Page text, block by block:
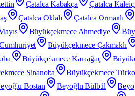
Çatalca Kabakça Çatalca Kaleiçi
Çatalca Oklalı Çatalca Ormanlı
Büyükçekmece Ahmediye
Büyükçekmece Çakmaklı
Büyükçekmece Karaağaç
Sinanoba Büyükçekmece
Bostan Beyoğlu Bülbül